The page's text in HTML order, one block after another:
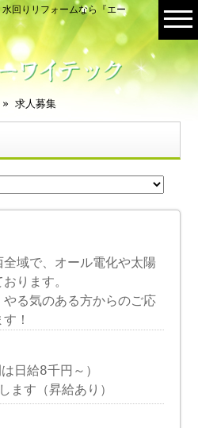
回りリフォームなら『エー
» 求人募集
域で、オール電化や太陽
ります。
る気のある方からのご応
！
日給8千円～）
ます（昇給あり）